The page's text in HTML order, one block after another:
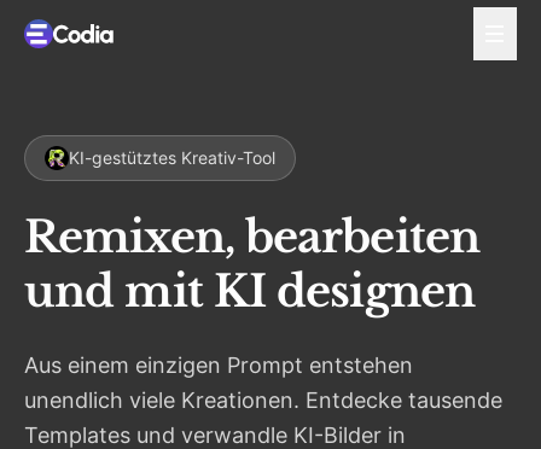
KI-gestütztes Kreativ-Tool
Remixen, bearbeiten
und mit KI designen
Aus einem einzigen Prompt entstehen
unendlich viele Kreationen. Entdecke tausende
Templates und verwandle KI-Bilder in